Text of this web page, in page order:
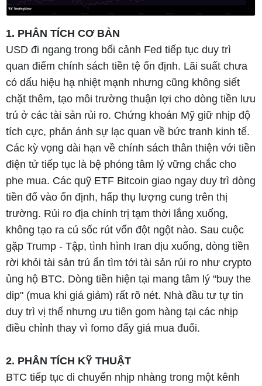
1. PHÂN TÍCH CƠ BẢN
USD đi ngang trong bối cảnh Fed tiếp tục duy trì
quan điểm chính sách tiền tệ ổn định. Lãi suất chưa
có dấu hiệu hạ nhiệt mạnh nhưng cũng không siết
chặt thêm, tạo môi trường thuận lợi cho dòng tiền lưu
trú ở các tài sản rủi ro. Chứng khoán Mỹ giữ nhịp độ
tích cực, phản ánh sự lạc quan về bức tranh kinh tế.
Các kỳ vọng dài hạn về chính sách thân thiện với tiền
điện tử tiếp tục là bệ phóng tâm lý vững chắc cho
phe mua. Các quỹ ETF Bitcoin giao ngay duy trì dòng
tiền đổ vào ổn định, hấp thụ lượng cung trên thị
trường. Rủi ro địa chính trị tạm thời lắng xuống,
không tạo ra cú sốc rút vốn đột ngột nào. Sau cuộc
gặp Trump - Tập, tình hình Iran dịu xuống, dòng tiền
rời khỏi tài sản trú ẩn tìm tới tài sản rủi ro như crypto
ủng hộ BTC. Dòng tiền hiện tại mang tâm lý "buy the
dip" (mua khi giá giảm) rất rõ nét. Nhà đầu tư tự tin
duy trì vị thế nhưng ưu tiên gom hàng tại các nhịp
điều chỉnh thay vì fomo đẩy giá mua đuổi.
2. PHÂN TÍCH KỸ THUẬT
BTC tiếp tục di chuyển nhịp nhàng trong một kênh